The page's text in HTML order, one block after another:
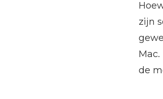
zijn
de